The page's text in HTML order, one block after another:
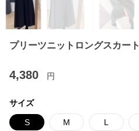
プリーツニットロングスカート
4,380 円
サイズ
S M L